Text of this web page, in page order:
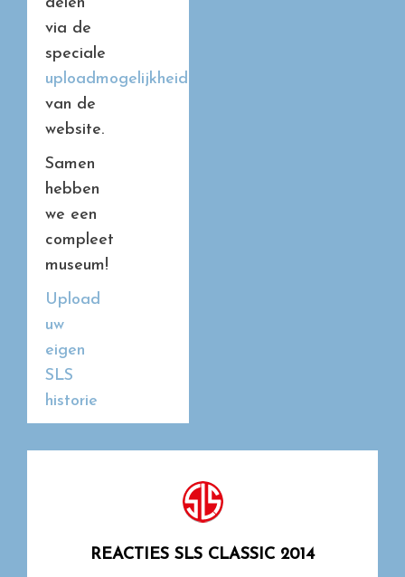
via de
speciale
uploadmogelijkheid
van de
website.
Samen
hebben
we een
compleet
museum!
Upload
uw
eigen
SLS
historie
REACTIES SLS CLASSIC 2014